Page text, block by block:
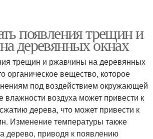
появления трещин и
деревянных окнах
трещин и ржавчины на деревянных
органическое вещество, которое
под воздействием окружающей
воздуха может привести к
дерева, что может привести к
Изменение температуры также
дерево, приводя к появлению